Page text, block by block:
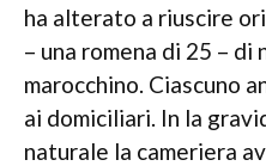
ha alterato a riuscire
– una romena di 25 –
marocchino. Ciascuno
ai domiciliari. In la
naturale la cameriera